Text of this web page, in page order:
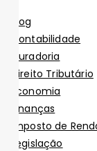
Blog
Contabilidade
Curadoria
Direito Tributário
Economia
Finanças
Imposto de
Legislação